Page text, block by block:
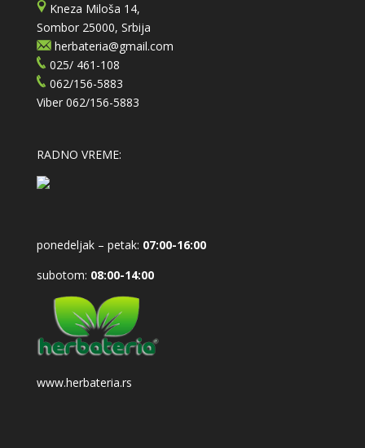
Kneza Miloša 14,
Sombor 25000, Srbija
herbateria@gmail.com
025/ 461-108
062/156-5883
Viber 062/156-5883
RADNO VREME:
ponedeljak – petak: 07:00-16:00
subotom: 08:00-14:00
www.herbateria.rs